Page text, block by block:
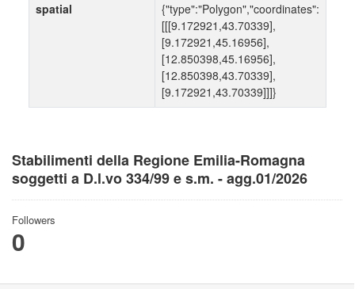
Stabilimenti della Regione Emilia-Romagna
soggetti a D.l.vo 334/99 e s.m. - agg.01/2026
Followers
0
spatial
{"type":"Polygon","coordinates":
[[[9.172921,43.70339],
[9.172921,45.16956],
[12.850398,45.16956],
[12.850398,43.70339],
[9.172921,43.70339]]]}